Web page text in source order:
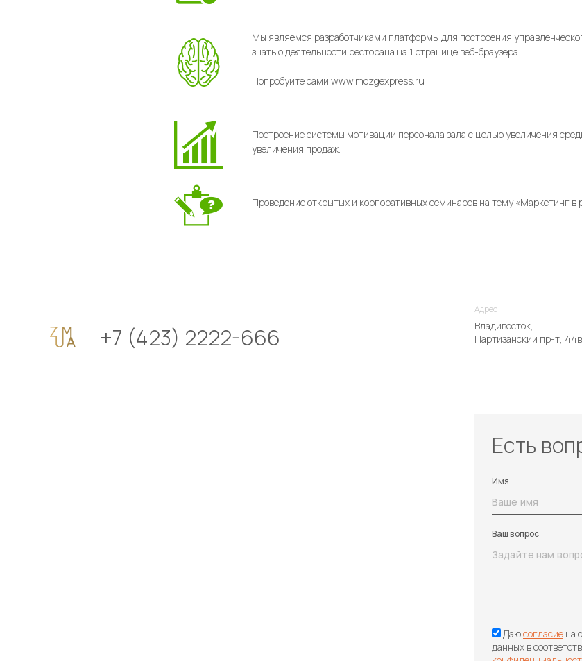
Мы являемся разработчиками платформы для построения
знать о деятельности ресторана на 1 странице веб-браузера.
Попробуйте сами www.mozgexpress.ru
Построение системы мотивации персонала зала с целью увеличения
увеличения продаж.
Проведение открытых и корпоративных семинаров на тему «Маркетинг в
+7 (423) 2222-666
Адрес
Владивосток,
Партизанский пр-т,
Есть
Имя
Ваш вопрос
Даюсогласие на
данных в